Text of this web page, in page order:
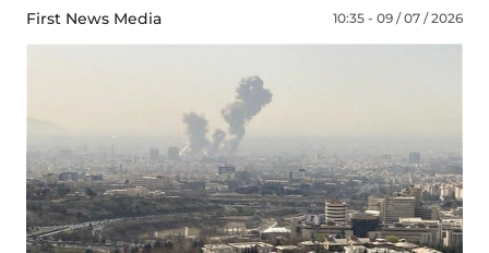
First News Media 10:35 - 09 / 07 / 2026